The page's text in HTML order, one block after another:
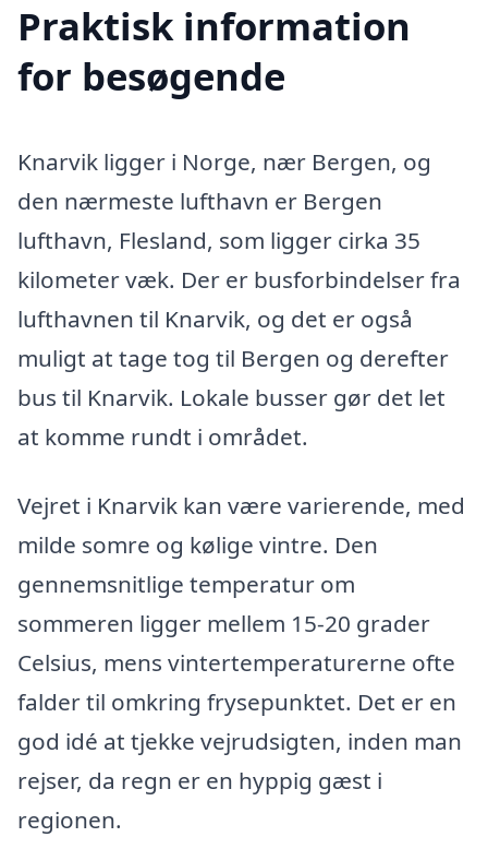
Praktisk information
for besøgende
Knarvik ligger i Norge, nær Bergen, og
den nærmeste lufthavn er Bergen
lufthavn, Flesland, som ligger cirka 35
kilometer væk. Der er busforbindelser fra
lufthavnen til Knarvik, og det er også
muligt at tage tog til Bergen og derefter
bus til Knarvik. Lokale busser gør det let
at komme rundt i området.
Vejret i Knarvik kan være varierende, med
milde somre og kølige vintre. Den
gennemsnitlige temperatur om
sommeren ligger mellem 15-20 grader
Celsius, mens vintertemperaturerne ofte
falder til omkring frysepunktet. Det er en
god idé at tjekke vejrudsigten, inden man
rejser, da regn er en hyppig gæst i
regionen.